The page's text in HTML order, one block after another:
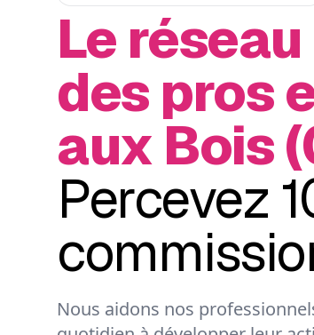
Le
des pros
aux Bois
Percevez
Nous aidons nos